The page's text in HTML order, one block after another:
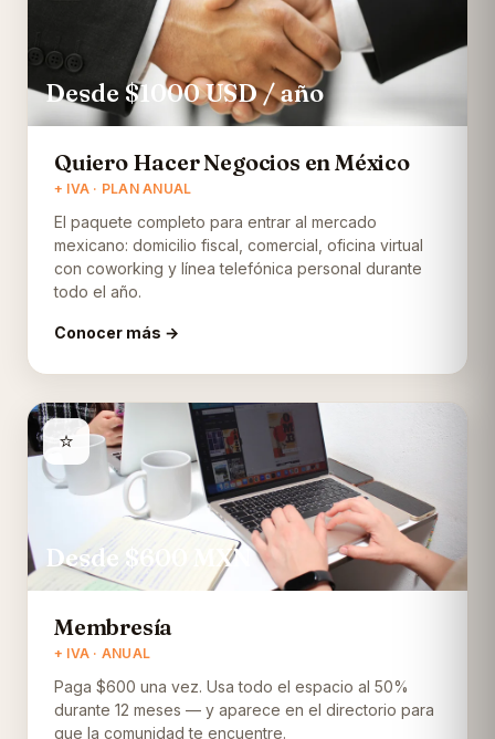
Desde $1000USD/ año
Quiero Hacer Negocios en México
+ IVA · PLAN ANUAL
El paquete completo para entrar al mercado
mexicano: domicilio fiscal, comercial, oficina virtual
con coworking y línea telefónica personal durante
todo el año.
Conocer más →
⭐
Desde $600 MXN
Membresía
+ IVA · ANUAL
Paga $600 una vez. Usa todo el espacio al 50%
durante 12 meses — y aparece en el directorio para
que la comunidad te encuentre.